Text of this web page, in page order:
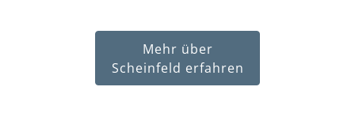
Mehr über
Scheinfeld erfahren